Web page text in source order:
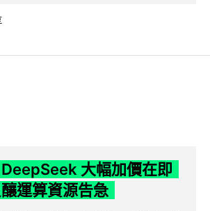
大幅加價在即
運算資源告急